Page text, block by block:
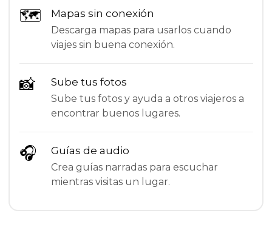
🗺 Mapas sin conexión
Descarga mapas para usarlos cuando
viajes sin buena conexión.
📸 Sube tus fotos
Sube tus fotos y ayuda a otros viajeros a
encontrar buenos lugares.
🎧 Guías de audio
Crea guías narradas para escuchar
mientras visitas un lugar.